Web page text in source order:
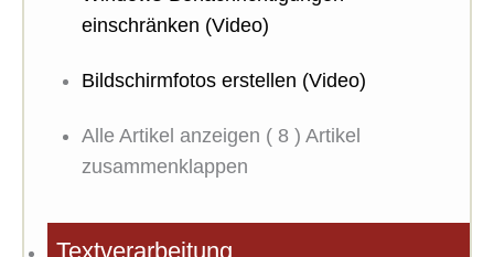
einschränken (Video)
Bildschirmfotos erstellen (Video)
Alle Artikel anzeigen ( 8 ) Artikel
zusammenklappen
Textverarbeitung